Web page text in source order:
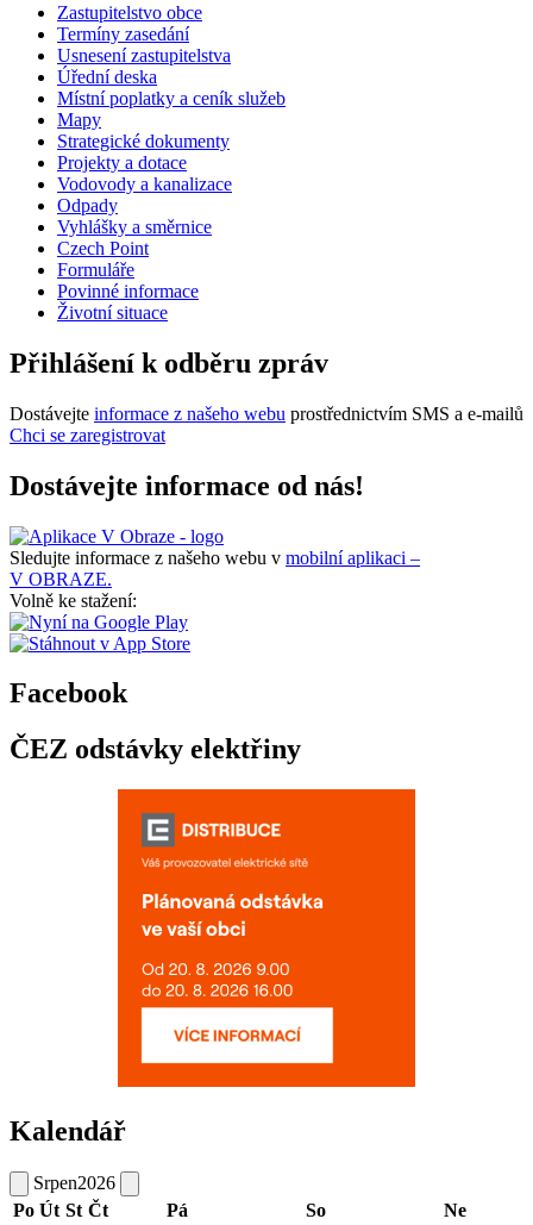
Zastupitelstvo obce
Termíny zasedání
Usnesení zastupitelstva
Úřední deska
Místní poplatky a ceník služeb
Mapy
Strategické dokumenty
Projekty a dotace
Vodovody a kanalizace
Odpady
Vyhlášky a směrnice
Czech Point
Formuláře
Povinné informace
Životní situace
Přihlášení k odběru zpráv
Dostávejte informace z našeho webu prostřednictvím SMS a e-mailů
Chci se zaregistrovat
Dostávejte informace od nás!
Sledujte informace z našeho webu v mobilní aplikaci –
V OBRAZE.
Volně ke stažení:
Facebook
ČEZ odstávky elektřiny
Kalendář
Srpen2026
Po Út St Čt Pá So
Ne